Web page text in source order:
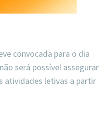
convocada para o dia
será possível assegurar
atividades letivas a partir